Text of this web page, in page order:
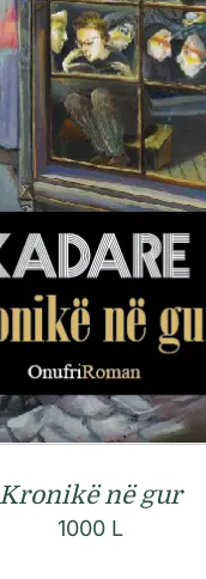
Kronikë në gur
1000 L